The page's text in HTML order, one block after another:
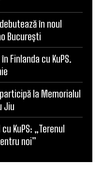
locul secund la
în noul
București
Finlanda cu KuPS.
la Memorialul
Jiu
KuPS: „Terenul